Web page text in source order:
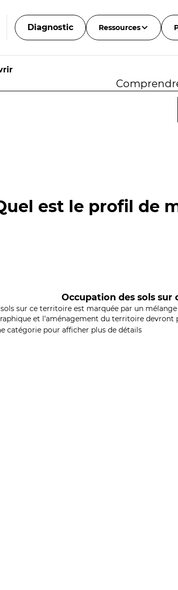
Diagnostic Ressources
est le profil de
Occupation des sols sur
sur ce territoire est marquée par un
et l'aménagement du territoire devront
catégorie pour afficher plus de détails